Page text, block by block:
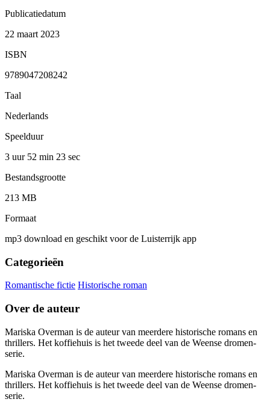
Publicatiedatum
22 maart 2023
ISBN
9789047208242
Taal
Nederlands
Speelduur
3 uur 52 min 23 sec
Bestandsgrootte
213 MB
Formaat
mp3 download en geschikt voor de Luisterrijk app
Categorieën
Romantische fictie Historische roman
Over de auteur
Mariska Overman is de auteur van meerdere historische romans en
thrillers. Het koffiehuis is het tweede deel van de Weense dromen-
serie.
Mariska Overman is de auteur van meerdere historische romans en
thrillers. Het koffiehuis is het tweede deel van de Weense dromen-
serie.